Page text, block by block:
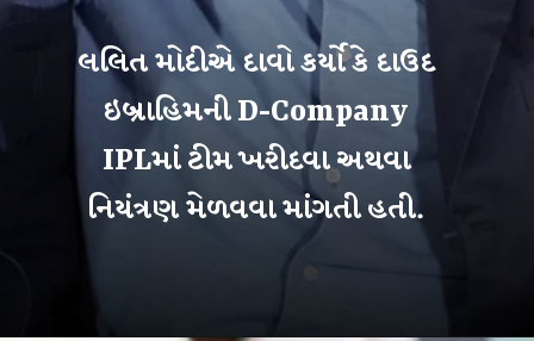
લલિત મોદીએ દાવો કર્યો કે દાઉદ
ઇબ્રાહિમની D-Company
IPLમાં ટીમ ખરીદવા અથવા
નિયંત્રણ મેળવવા માંગતી હતી.